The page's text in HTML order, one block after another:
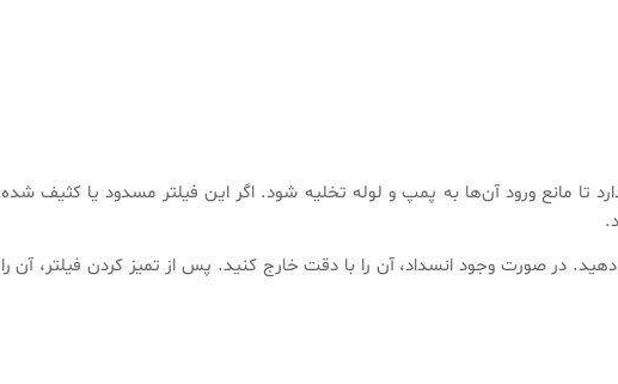
تا مانع ورود آن‌ها به پمپ و لوله تخلیه شود. اگر این فیلتر مسدود یا کثیف شده
در صورت وجود انسداد، آن را با دقت خارج کنید. پس از تمیز کردن فیلتر، آن را